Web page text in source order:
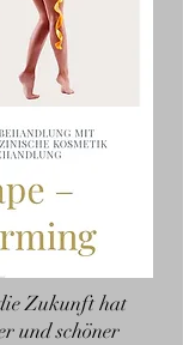
Zukunft hat
und schöner